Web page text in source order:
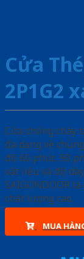
Cửa
2P1G2
Cửa chống cháy
đa dạng về
độ 60 phút, 90
vật liệu và độ
SAIGONDOOR
chất lượng cao.
MUA